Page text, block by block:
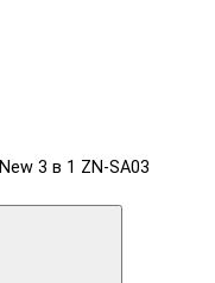
3 в 1 ZN-SA03